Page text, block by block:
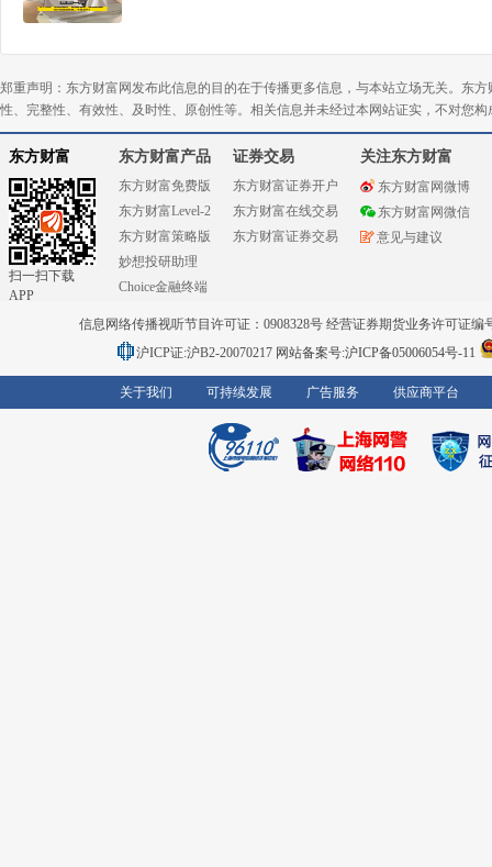
郑重声明：东方财富网发布此信息的目的在于传播更多信息，与本站立场无关。东
性、完整性、有效性、及时性、原创性等。相关信息并未经过本网站证实，不对您
东方财富
扫一扫下载
APP
东方财富产品
东方财富免费版
东方财富Level-2
东方财富策略版
妙想投研助理
Choice金融终端
证券交易
东方财富证券开户
东方财富在线交易
东方财富证券交易
关注东方财富
东方财富网微博
东方财富网微信
意见与建议
信息网络传播视听节目许可证：0908328号 经营证券期货业务许可证编
沪ICP证:沪B2-20070217 网站备案号:沪ICP备05006054号-11
关于我们 可持续发展 广告服务 供应商平台